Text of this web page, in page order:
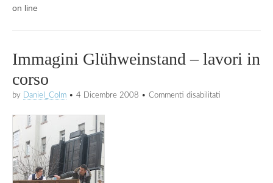
on line
Immagini Glühweinstand – lavori in
corso
by Daniel_Colm • 4 Dicembre 2008 • Commenti disabilitati